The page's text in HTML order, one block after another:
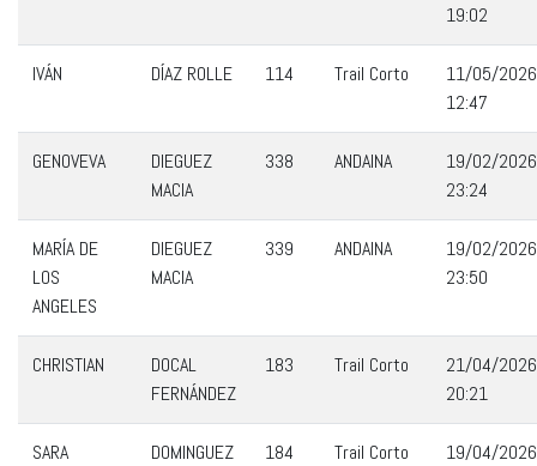
19:02
IVÁN DÍAZ ROLLE 114 Trail Corto
11/05/2026
12:47
GENOVEVA
DIEGUEZ
MACIA
338 ANDAINA
19/02/2026
23:24
MARÍA DE
LOS
ANGELES
DIEGUEZ
MACIA
339 ANDAINA
19/02/2026
23:50
CHRISTIAN
DOCAL
FERNÁNDEZ
183 Trail Corto
21/04/2026
20:21
SARA
DOMINGUEZ
184 Trail Corto
19/04/2026